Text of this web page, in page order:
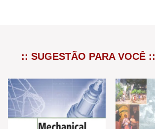
:: SUGESTÃO PARA VOCÊ ::